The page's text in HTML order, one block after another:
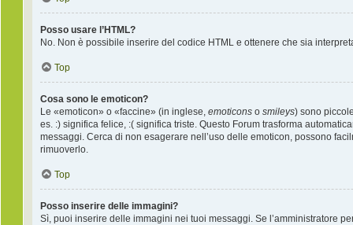
Posso usare l’HTML?
No. Non è possibile inserire del codice HTML e ottenere che sia
Top
Cosa sono le emoticon?
Le «emoticon» o «faccine» (in inglese, emoticons o smileys) sono
es. :) significa felice, :( significa triste. Questo Forum trasforma
messaggi. Cerca di non esagerare nell’uso delle emoticon, possono
rimuoverlo.
Top
Posso inserire delle immagini?
Sì, puoi inserire delle immagini nei tuoi messaggi. Se l’amministratore